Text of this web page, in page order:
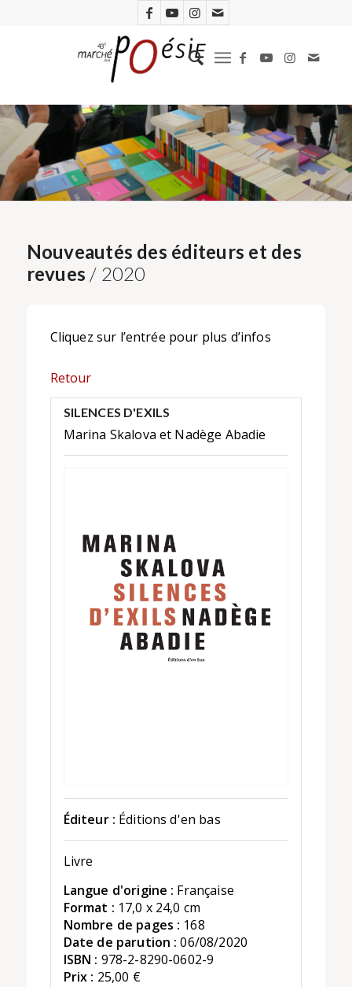
Nouveautés des éditeurs et des
revues / 2020
Cliquez sur l’entrée pour plus d’infos
Retour
SILENCES D'EXILS
Marina Skalova et Nadège Abadie
Éditeur : Éditions d'en bas
Livre
Langue d'origine : Française
Format : 17,0 x 24,0 cm
Nombre de pages : 168
Date de parution : 06/08/2020
ISBN : 978-2-8290-0602-9
Prix : 25,00 €